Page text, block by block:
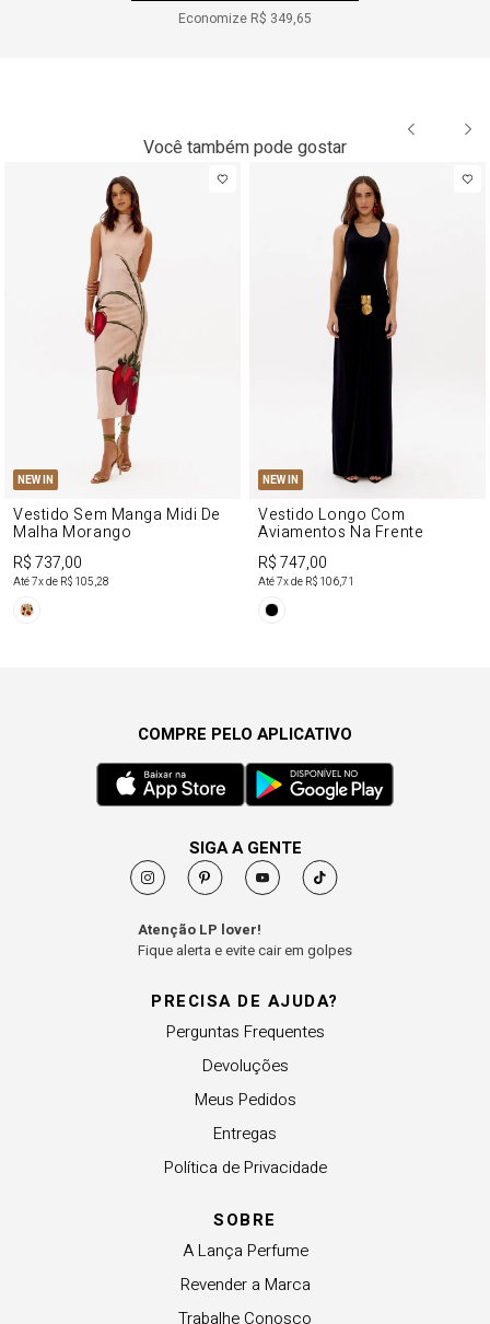
Economize R$ 349,65
Você também pode gostar
NEW IN
Vestido Sem Manga Midi De
Malha Morango
R$ 737,00
Até7x de R$ 105,28
NEW IN
Vestido Longo Com
Aviamentos Na Frente
R$ 747,00
Até7x de R$ 106,71
PRECISA DE AJUDA?
Perguntas Frequentes
Devoluções
Meus Pedidos
Entregas
Política de Privacidade
SOBRE
A Lança Perfume
Revender a Marca
Trabalhe Conosco
COMPRE PELO APLICATIVO
SIGA A GENTE
Atenção LP lover!
Fique alerta e evite cair em golpes